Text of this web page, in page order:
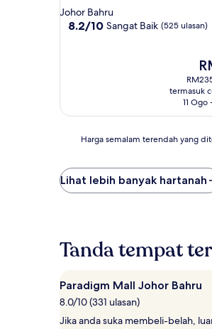
3.5
bintang
Johor Bahru
8.2
8.2/10 Sangat Baik (525 ulasan)
termasuk
11 Ogo
Harga
terendah
yang
ditemui
jam
lalu
penginapan
1
malam
untuk
Harga semalam terendah yang
Lihat lebih banyak hartanah
Tanda tempat
Paradigm Mall Johor Bahru
8.0/10 (331 ulasan)
Jika anda suka membeli-belah,